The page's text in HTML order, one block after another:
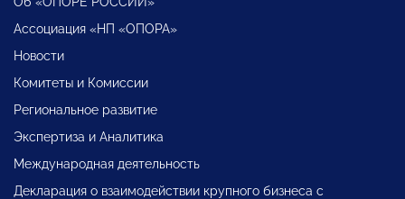
Ассоциация «НП «ОПОРА»
Новости
Комитеты и Комиссии
Региональное развитие
Экспертиза и Аналитика
Международная деятельность
Декларация о взаимодействии крупного бизнеса с